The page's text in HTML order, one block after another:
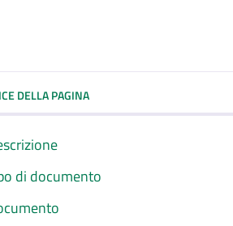
DELLA PAGINA
di documento